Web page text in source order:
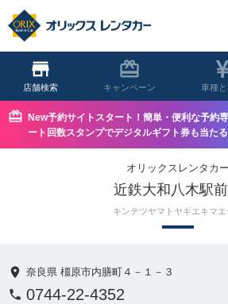
店舗 キャンペーン 車種
New予約サイトスタート！簡単・便利な予約
ート回数スタンプでデジタルギフト券も当たる
オリックスレンタカー
近鉄大和八木駅
キンテツヤマトヤギエキマエ
奈良県 橿原市内膳町４－１－３
0744-22-4352